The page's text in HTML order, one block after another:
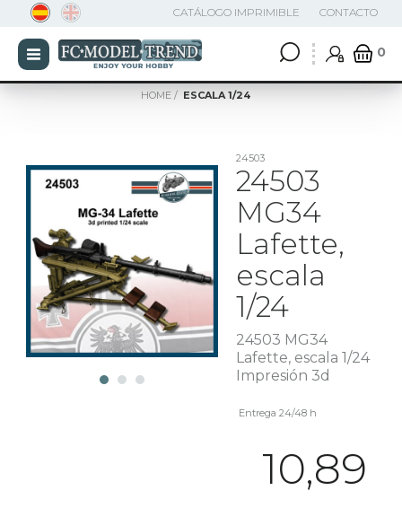
0
CATÁLOGO IMPRIMIBLE CONTACTO
HOME ESCALA 1/24
24503
24503
MG34
Lafette,
escala
1/24
24503 MG34
Lafette, escala 1/24
Impresión 3d
Entrega 24/48 h
10,89